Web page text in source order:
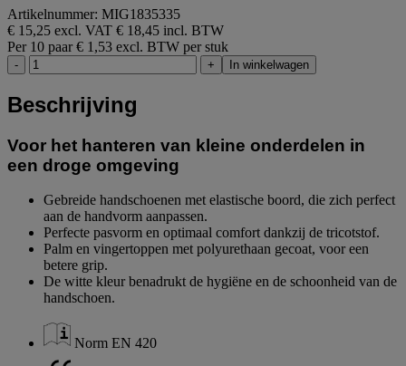
Artikelnummer: MIG1835335
€ 15,25 excl. VAT € 18,45 incl. BTW
Per 10 paar € 1,53 excl. BTW per stuk
- + In winkelwagen
Beschrijving
Voor het hanteren van kleine onderdelen in
een droge omgeving
Gebreide handschoenen met elastische boord, die zich perfect
aan de handvorm aanpassen.
Perfecte pasvorm en optimaal comfort dankzij de tricotstof.
Palm en vingertoppen met polyurethaan gecoat, voor een
betere grip.
De witte kleur benadrukt de hygiëne en de schoonheid van de
handschoen.
Norm EN 420